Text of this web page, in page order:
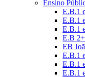
Ensino
E.B.1
E.B.1
E.B.1
E.B
EB
E.B.1
E.B.1
E.B.1